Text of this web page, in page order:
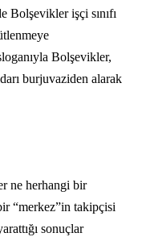
işçi sınıfı
Bolşevikler,
burjuvaziden alarak
ne herhangi bir
“merkez”in ta­kipçisi
sonuçlar